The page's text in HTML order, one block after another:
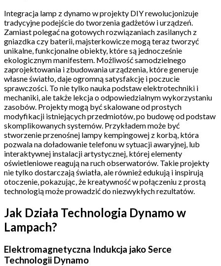
Integracja lamp z dynamo w projekty DIY rewolucjonizuje
tradycyjne podejście do tworzenia gadżetów i urządzeń.
Zamiast polegać na gotowych rozwiązaniach zasilanych z
gniazdka czy baterii, majsterkowicze mogą teraz tworzyć
unikalne, funkcjonalne obiekty, które są jednocześnie
ekologicznym manifestem. Możliwość samodzielnego
zaprojektowania i zbudowania urządzenia, które generuje
własne światło, daje ogromną satysfakcję i poczucie
sprawczości. To nie tylko nauka podstaw elektrotechniki i
mechaniki, ale także lekcja o odpowiedzialnym wykorzystaniu
zasobów. Projekty mogą być skalowane od prostych
modyfikacji istniejących przedmiotów, po budowę od podstaw
skomplikowanych systemów. Przykładem może być
stworzenie przenośnej lampy kempingowej z korbą, która
pozwala na doładowanie telefonu w sytuacji awaryjnej, lub
interaktywnej instalacji artystycznej, której elementy
oświetleniowe reagują na ruch obserwatorów. Takie projekty
nie tylko dostarczają światła, ale również edukują i inspirują
otoczenie, pokazując, że kreatywność w połączeniu z prostą
technologią może prowadzić do niezwykłych rezultatów.
Jak Działa Technologia Dynamo w
Lampach?
Elektromagnetyczna Indukcja jako Serce
Technologii Dynamo